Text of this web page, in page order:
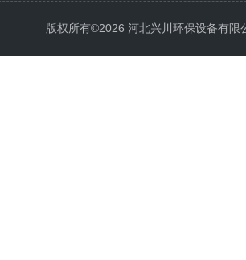
版权所有©2026 河北兴川环保设备有